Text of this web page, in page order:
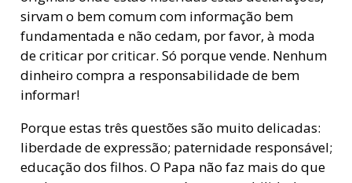
sirvam o bem comum com informação bem
fundamentada e não cedam, por favor, à moda
de criticar por criticar. Só porque vende. Nenhum
dinheiro compra a responsabilidade de bem
informar!
Porque estas três questões são muito delicadas:
liberdade de expressão; paternidade responsável;
educação dos filhos. O Papa não faz mais do que